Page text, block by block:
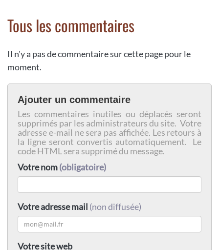
Tous les commentaires
Il n'y a pas de commentaire sur cette page pour le
moment.
Ajouter un commentaire
Les commentaires inutiles ou déplacés seront
supprimés par les administrateurs du site. Votre
adresse e-mail ne sera pas affichée. Les retours à
la ligne seront convertis automatiquement. Le
code HTML sera supprimé du message.
Votre nom(obligatoire)
Votre adresse mail (non diffusée)
Votre site web